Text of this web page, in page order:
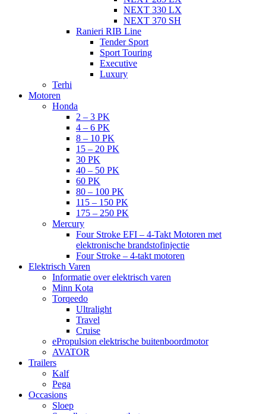
NEXT 330 LX
NEXT 370 SH
Ranieri RIB Line
Tender Sport
Sport Touring
Executive
Luxury
Terhi
Motoren
Honda
2 – 3 PK
4 – 6 PK
8 – 10 PK
15 – 20 PK
30 PK
40 – 50 PK
60 PK
80 – 100 PK
115 – 150 PK
175 – 250 PK
Mercury
Four Stroke EFI – 4-Takt Motoren met
elektronische brandstofinjectie
Four Stroke – 4-takt motoren
Elektrisch Varen
Informatie over elektrisch varen
Minn Kota
Torqeedo
Ultralight
Travel
Cruise
ePropulsion elektrische buitenboordmotor
AVATOR
Trailers
Kalf
Pega
Occasions
Sloep